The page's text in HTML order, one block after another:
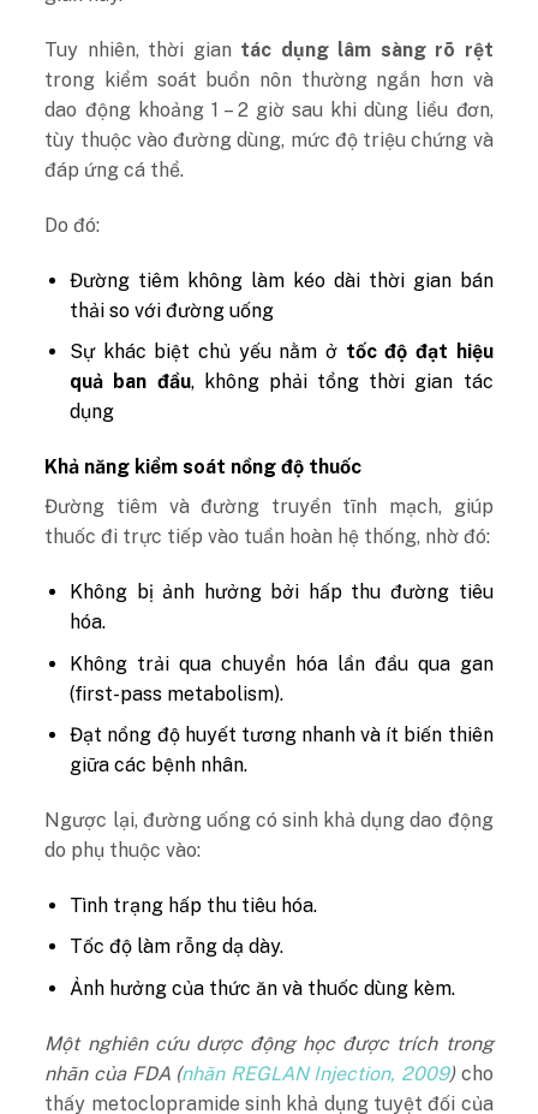
Tuy nhiên, thời gian tác dụng lâm sàng rõ rệt
trong kiểm soát buồn nôn thường ngắn hơn và
dao động khoảng 1 – 2 giờ sau khi dùng liều đơn,
tùy thuộc vào đường dùng, mức độ triệu chứng và
đáp ứng cá thể.
Do đó:
Đường tiêm không làm kéo dài thời gian bán
thải so với đường uống
Sự khác biệt chủ yếu nằm ở tốc độ đạt hiệu
quả ban đầu, không phải tổng thời gian tác
dụng
Khả năng kiểm soát nồng độ thuốc
Đường tiêm và đường truyền tĩnh mạch, giúp
thuốc đi trực tiếp vào tuần hoàn hệ thống, nhờ đó:
Không bị ảnh hưởng bởi hấp thu đường tiêu
hóa.
Không trải qua chuyển hóa lần đầu qua gan
(first-pass metabolism).
Đạt nồng độ huyết tương nhanh và ít biến thiên
giữa các bệnh nhân.
Ngược lại, đường uống có sinh khả dụng dao động
do phụ thuộc vào:
Tình trạng hấp thu tiêu hóa.
Tốc độ làm rỗng dạ dày.
Ảnh hưởng của thức ăn và thuốc dùng kèm.
Một nghiên cứu dược động học được trích trong
nhãn của FDA (nhãn REGLAN Injection, 2009)cho
thấy metoclopramide sinh khả dụng tuyệt đối của